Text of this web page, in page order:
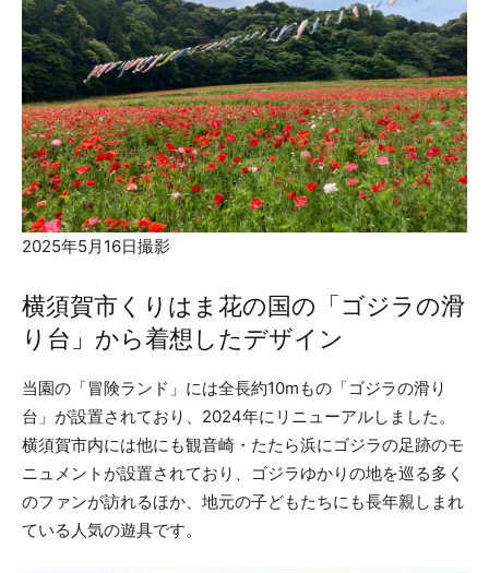
2025年5月16日撮影
横須賀市くりはま花の国の「ゴジラの滑
り台」から着想したデザイン
当園の「冒険ランド」には全長約10mもの「ゴジラの滑り
台」が設置されており、2024年にリニューアルしました。
横須賀市内には他にも観音崎・たたら浜にゴジラの足跡のモ
ニュメントが設置されており、ゴジラゆかりの地を巡る多く
のファンが訪れるほか、地元の子どもたちにも長年親しまれ
ている人気の遊具です。